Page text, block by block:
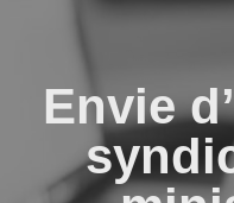
Envie